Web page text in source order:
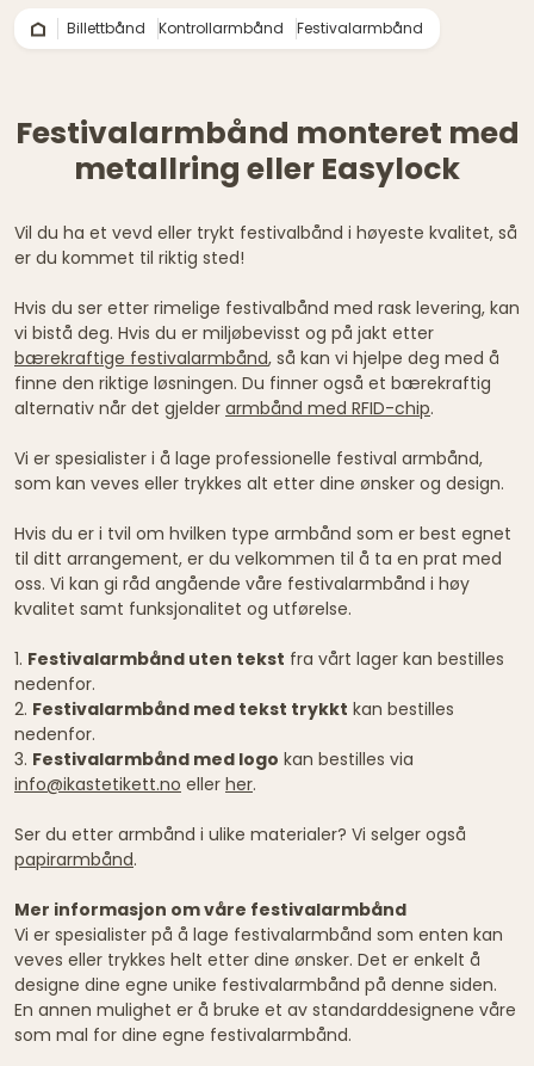
Billettbånd Kontrollarmbånd Festivalarmbånd
Festivalarmbånd monteret med
metallring eller Easylock
Vil du ha et vevd eller trykt festivalbånd i høyeste kvalitet, så
er du kommet til riktig sted!
Hvis du ser etter rimelige festivalbånd med rask levering, kan
vi bistå deg. Hvis du er miljøbevisst og på jakt etter
bærekraftige festivalarmbånd, så kan vi hjelpe deg med å
finne den riktige løsningen. Du finner også et bærekraftig
alternativ når det gjelder armbånd med RFID-chip.
Vi er spesialister i å lage professionelle festival armbånd,
som kan veves eller trykkes alt etter dine ønsker og design.
Hvis du er i tvil om hvilken type armbånd som er best egnet
til ditt arrangement, er du velkommen til å ta en prat med
oss. Vi kan gi råd angående våre festivalarmbånd i høy
kvalitet samt funksjonalitet og utførelse.
1. Festivalarmbånd uten tekst fra vårt lager kan bestilles
nedenfor.
2. Festivalarmbånd med tekst trykkt kan bestilles
nedenfor.
3. Festivalarmbånd med logo kan bestilles via
info@ikastetikett.no eller her.
Ser du etter armbånd i ulike materialer? Vi selger også
papirarmbånd.
Mer informasjon om våre festivalarmbånd
Vi er spesialister på å lage festivalarmbånd som enten kan
veves eller trykkes helt etter dine ønsker. Det er enkelt å
designe dine egne unike festivalarmbånd på denne siden.
En annen mulighet er å bruke et av standarddesignene våre
som mal for dine egne festivalarmbånd.